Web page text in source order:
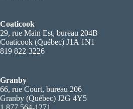
Coaticook
29, rue Main Est, bureau 204B
Coaticook (Québec) J1A 1N1
819 822-3226
Granby
66, rue Court, bureau 206
Granby (Québec) J2G 4Y5